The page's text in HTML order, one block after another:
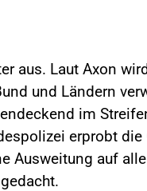
aus. Laut Axon
und Ländern
im
erprobt die
Ausweitung auf alle